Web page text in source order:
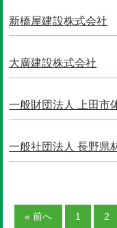
新橋屋建設株式会社
大廣建設株式会社
一般財団法人 上田市
一般社団法人 長野県
« 前へ 1 2